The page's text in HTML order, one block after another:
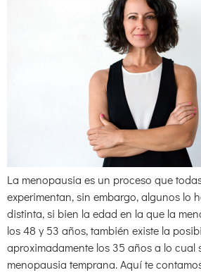
La menopausia es un proceso que
experimentan, sin embargo, algunos lo
distinta, si bien la edad en la que la
los 48 y 53 años, también existe la
aproximadamente los 35 años a lo cual
menopausia temprana. Aquí te